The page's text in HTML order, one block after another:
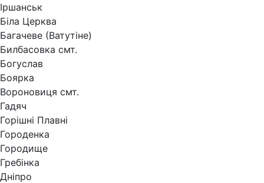
Іршанськ
Біла Церква
Багачеве (Ватутіне)
Билбасовка смт.
Богуслав
Боярка
Вороновиця смт.
Гадяч
Горішні Плавні
Городенка
Городище
Гребінка
Дніпро